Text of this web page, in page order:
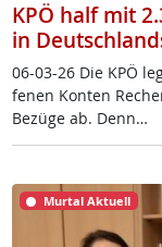
KPÖ half mit
in
06-03-26 Die KPÖ
fe­nen Kon­ten
Be­zü­ge ab. Denn…
Murtal Aktuell